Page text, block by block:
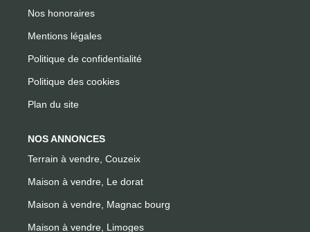
Nos honoraires
Mentions légales
Politique de confidentialité
Politique des cookies
Plan du site
NOS ANNONCES
Terrain à vendre, Couzeix
Maison à vendre, Le dorat
Maison à vendre, Magnac bourg
Maison à vendre, Limoges